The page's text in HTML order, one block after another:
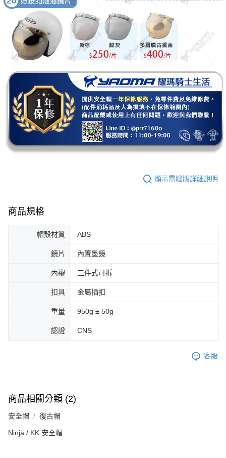
顯示電腦版詳細說明
商品規格
帽殼材質 ABS
鏡片 內置墨鏡
內襯 三件式可拆
扣具 金屬插扣
重量 950g ± 50g
認證 CNS
客服
商品相關分類 (2)
安全帽 復古帽
Ninja / KK 安全帽